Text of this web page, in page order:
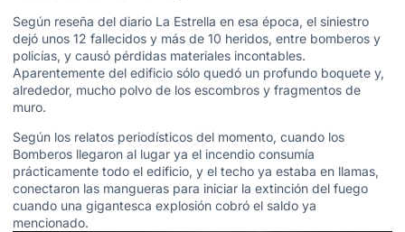
Según reseña del diario La Estrella en esa época, el siniestro
dejó unos 12 fallecidos y más de 10 heridos, entre bomberos y
policías, y causó pérdidas materiales incontables.
Aparentemente del edificio sólo quedó un profundo boquete y,
alrededor, mucho polvo de los escombros y fragmentos de
muro.
Según los relatos periodísticos del momento, cuando los
Bomberos llegaron al lugar ya el incendio consumía
prácticamente todo el edificio, y el techo ya estaba en llamas,
conectaron las mangueras para iniciar la extinción del fuego
cuando una gigantesca explosión cobró el saldo ya
mencionado.